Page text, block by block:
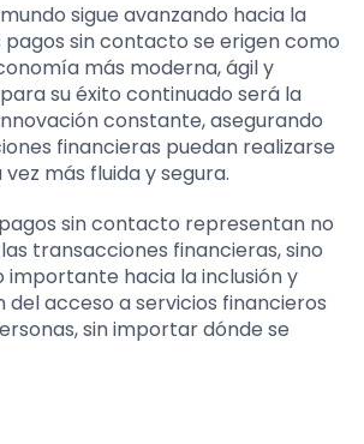
sigue avanzando hacia la
pagos sin contacto se erigen como
más moderna, ágil y
su éxito continuado será la
constante, asegurando
financieras puedan realizarse
más fluida y segura.
sin contacto representan no
transacciones financieras, sino
importante hacia la inclusión y
acceso a servicios financieros
sin importar dónde se